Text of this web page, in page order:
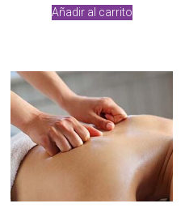
Añadir al carrito